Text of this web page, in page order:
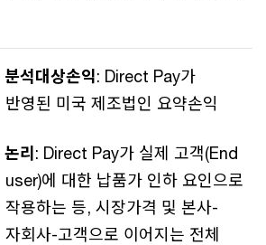
분석대상손익: Direct Pay가
반영된 미국 제조법인 요약손익
논리 : Direct Pay가 실제 고객(End
user)에 대한 납품가 인하 요인으로
작용하는 등, 시장가격 및 본사-
자회사-고객으로 이어지는 전체